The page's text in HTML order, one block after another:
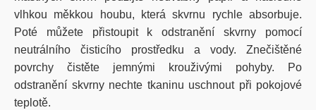
vlhkou měkkou houbu, která skvrnu rychle absorbuje.
Poté můžete přistoupit k odstranění skvrny pomocí
neutrálního čisticího prostředku a vody. Znečištěné
povrchy čistěte jemnými krouživými pohyby. Po
odstranění skvrny nechte tkaninu uschnout při pokojové
teplotě.